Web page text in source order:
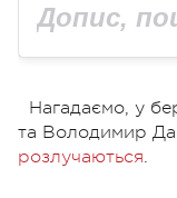
Нагадаємо, у
та Володимир
розлучаються.